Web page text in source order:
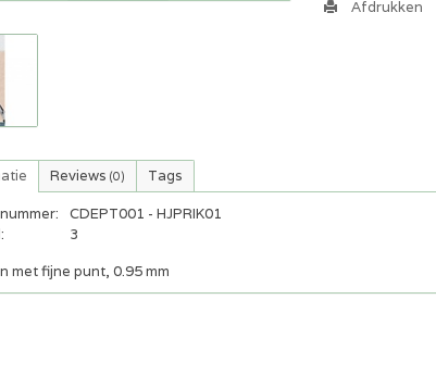
Afdrukken
Reviews (0) Tags
CDEPT001 - HJPRIK01
3
met fijne punt, 0.95 mm